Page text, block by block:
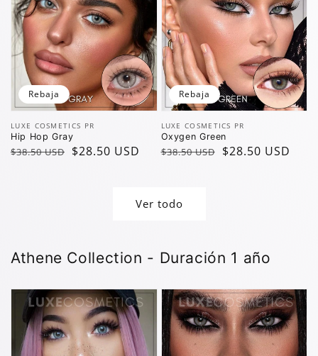
Vendedor:
LUXE COSMETICS PR
Hip Hop Gray
Precio
$38.50 USD
Precio
$28.50 USD
Rebaja
Vendedor:
LUXE COSMETICS PR
Oxygen Green
Precio
$38.50 USD
Precio
$28.50 USD
Rebaja
Ver todo
Athene Collection - Duración 1 año